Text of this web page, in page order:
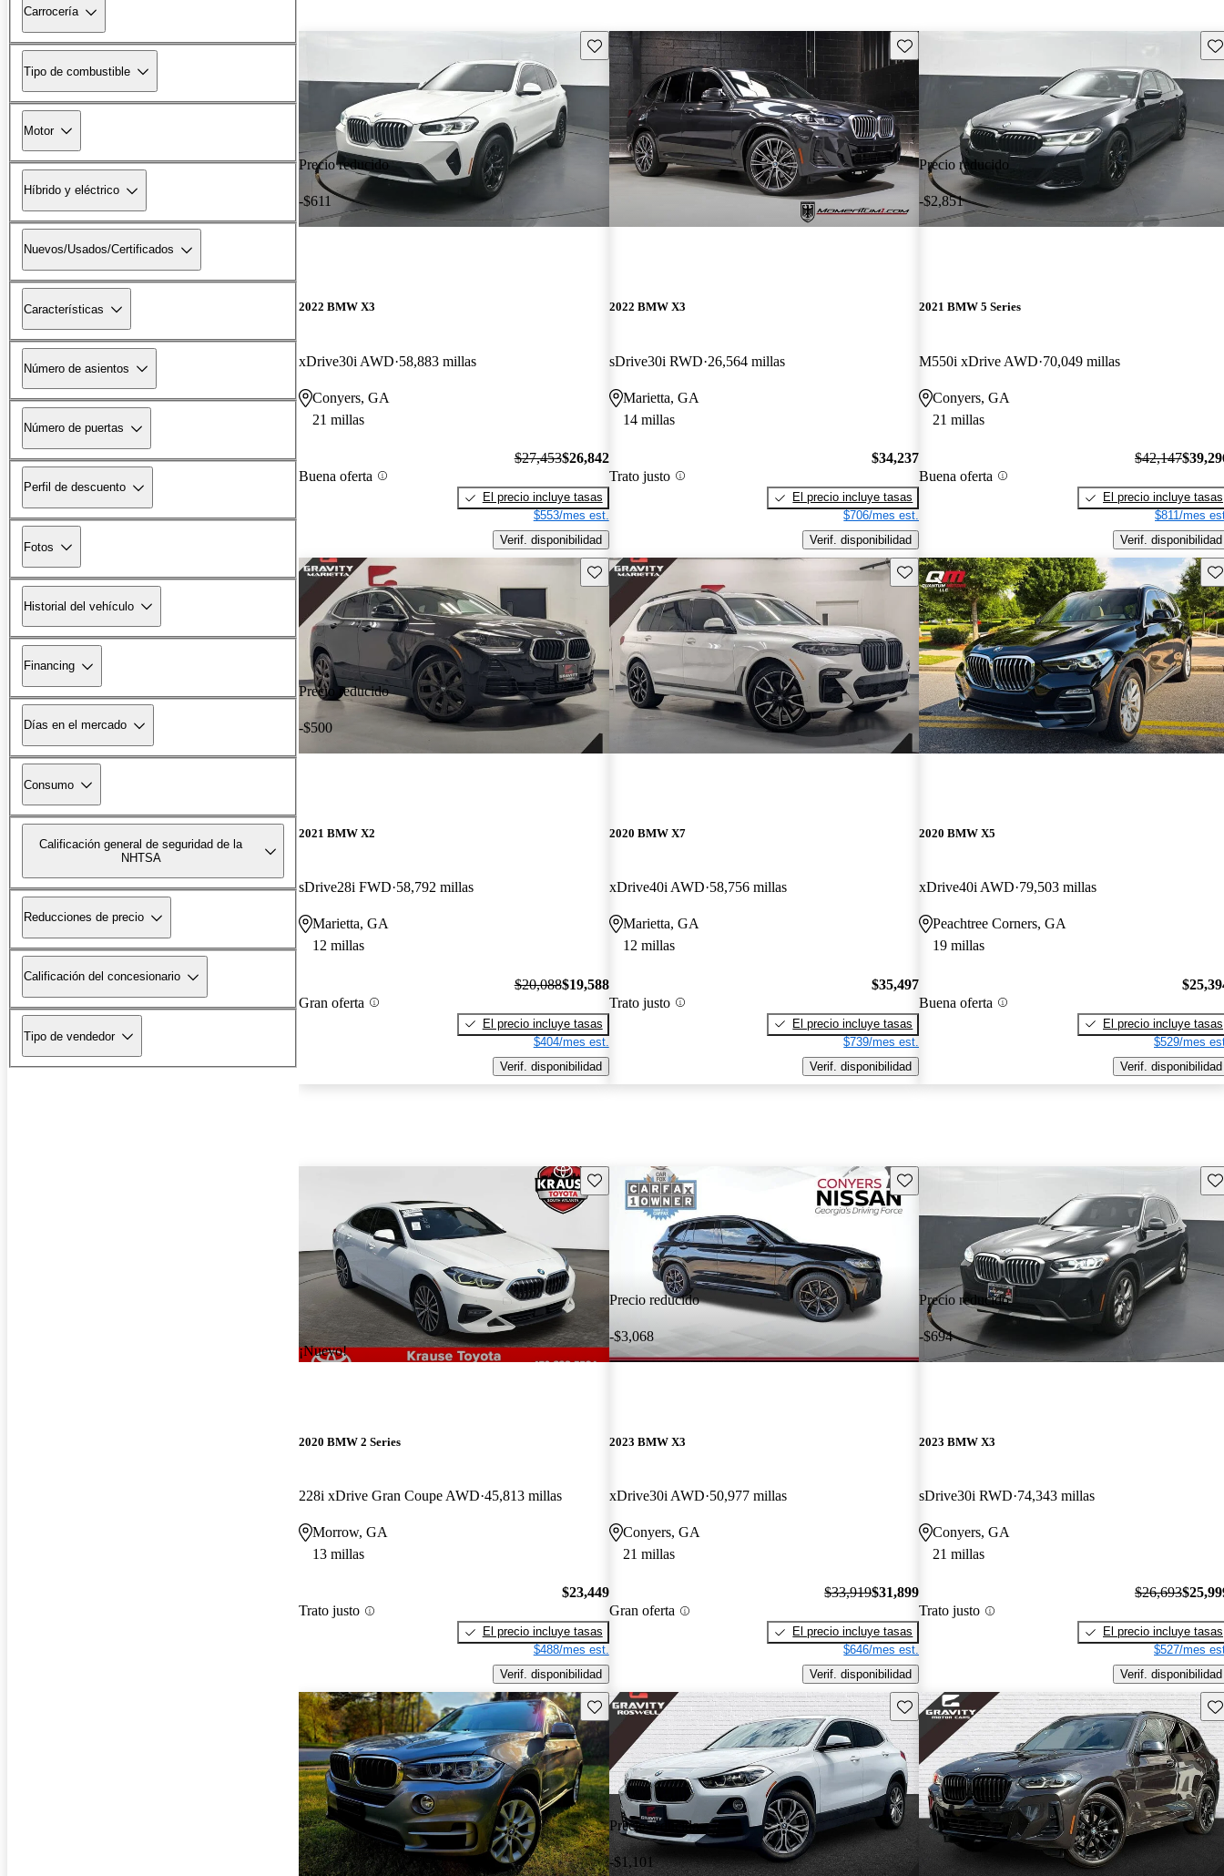
Carrocería
Tipo de combustible
Motor
Híbrido y eléctrico
Nuevos/Usados/Certificados
Características
Número de asientos
Número de puertas
Perfil de descuento
Fotos
Historial del vehículo
Financing
Días en el mercado
Consumo
Calificación general de seguridad de la
NHTSA
Reducciones de precio
Calificación del concesionario
Tipo de vendedor
Precio reducido
-$611
Guarda este Aviso
2022 BMW X3
xDrive30i AWD 58,883 millas
Conyers, GA
21 millas
Buena oferta
$27,453$26,842
El precio incluye tasas
$553/mes est.
Verif. disponibilidad
Guarda este Aviso
2022 BMW X3
sDrive30i RWD 26,564 millas
Marietta, GA
14 millas
Trato justo
$34,237
El precio incluye tasas
$706/mes est.
Verif. disponibilidad
Precio reducido
-$2,851
2021 BMW 5 Series
M550i xDrive AWD 70,049 millas
Conyers, GA
21 millas
Buena oferta
$42,147
El precio incluye tasas
$811/mes
Verif. disponibilidad
Precio reducido
-$500
Guarda este Aviso
2021 BMW X2
sDrive28i FWD 58,792 millas
Marietta, GA
12 millas
Gran oferta
$20,088$19,588
El precio incluye tasas
$404/mes est.
Verif. disponibilidad
Guarda este Aviso
2020 BMW X7
xDrive40i AWD 58,756 millas
Marietta, GA
12 millas
Trato justo
$35,497
El precio incluye tasas
$739/mes est.
Verif. disponibilidad
2020 BMW X5
xDrive40i AWD 79,503 millas
Peachtree Corners, GA
19 millas
Buena oferta
El precio incluye tasas
$529/mes
Verif. disponibilidad
¡Nuevo!
Guarda este Aviso
2020 BMW 2 Series
228i xDrive Gran Coupe AWD 45,813 millas
Morrow, GA
13 millas
Trato justo
$23,449
El precio incluye tasas
$488/mes est.
Verif. disponibilidad
Precio reducido
-$3,068
Guarda este Aviso
2023 BMW X3
xDrive30i AWD 50,977 millas
Conyers, GA
21 millas
Gran oferta
$33,919$31,899
El precio incluye tasas
$646/mes est.
Verif. disponibilidad
Precio reducido
-$694
2023 BMW X3
sDrive30i RWD 74,343 millas
Conyers, GA
21 millas
Trato justo
$26,693
El precio incluye tasas
$527/mes
Verif. disponibilidad
Guarda este Aviso
Precio reducido
-$1,101
Guarda este Aviso